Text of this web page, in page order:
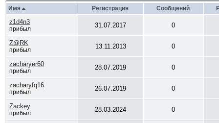
Имя Регистрация Сообщений
z1d4n3
прибыл 31.07.2017 0
Z@RK
прибыл 13.11.2013 0
zacharyer60
прибыл 28.07.2019 0
zacharyfq16
прибыл 26.07.2019 0
Zackey
прибыл 28.03.2024 0